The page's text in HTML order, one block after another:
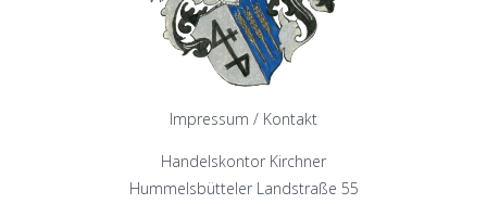
Impressum / Kontakt
Handelskontor Kirchner
Hummelsbütteler Landstraße 55